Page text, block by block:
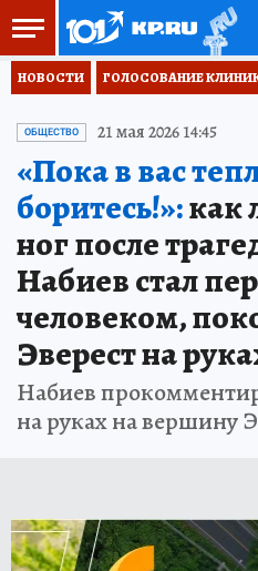
НОВОСТИ ГОЛОСОВАНИЕ
ОБЩЕСТВО 21 мая 2026 14:45
«Пока в вас
боритесь!»:как
ног после
Набиев стал
человеком,
Эверест на
Набиев
на руках на вершину